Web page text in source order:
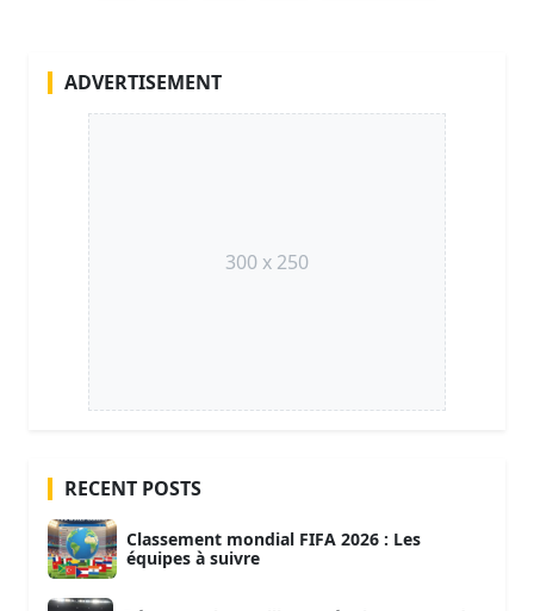
ADVERTISEMENT
300 x 250
RECENT POSTS
Classement mondial FIFA 2026 : Les
équipes à suivre